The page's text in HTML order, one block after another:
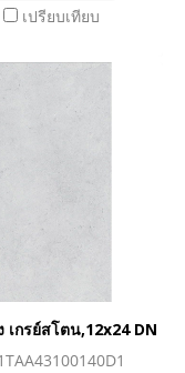
เปรียบเทียบ
(A)
เกรย์สโตน,12x24 DN